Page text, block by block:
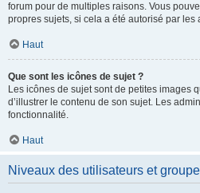
forum pour de multiples raisons. Vous
propres sujets, si cela a été autorisé par les
Haut
Que sont les icônes de sujet ?
Les icônes de sujet sont de petites images
d’illustrer le contenu de son sujet. Les
fonctionnalité.
Haut
Niveaux des utilisateurs et